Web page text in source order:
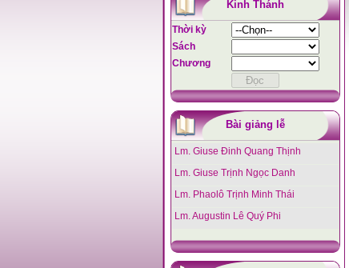
Kinh Thánh
Thời kỳ
Sách
Chương
Bài giảng lễ
Lm. Giuse Đinh Quang Thịnh
Lm. Giuse Trịnh Ngọc Danh
Lm. Phaolô Trịnh Minh Thái
Lm. Augustin Lê Quý Phi